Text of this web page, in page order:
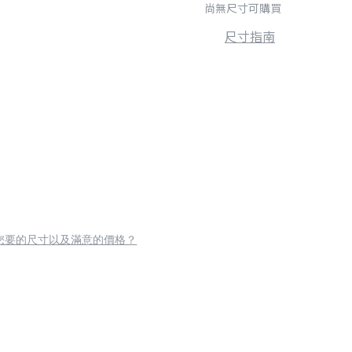
尚無尺寸可購買
尺寸指南
要的尺寸以及滿意的價格？